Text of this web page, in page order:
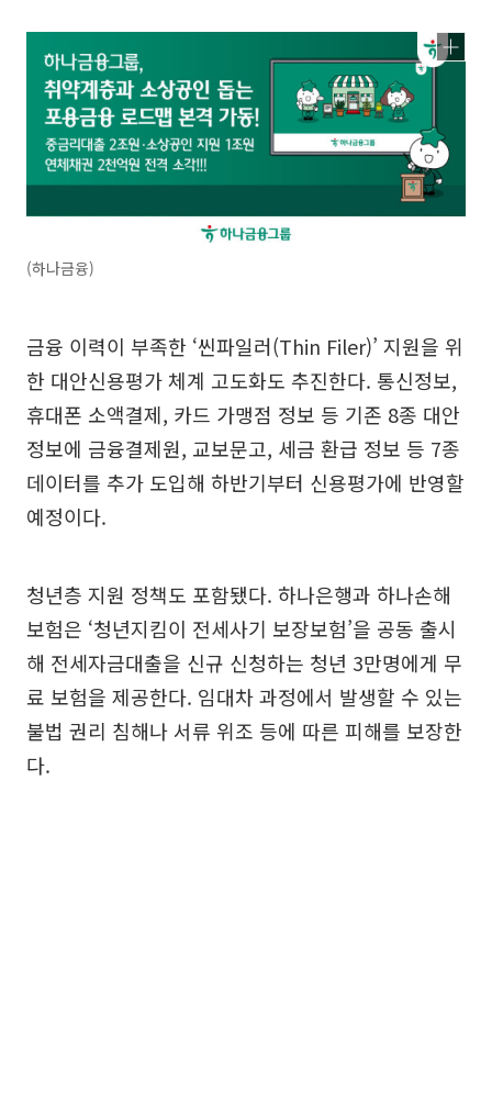
(하나금융)
금융 이력이 부족한 ‘씬파일러(Thin Filer)’ 지원을 위
한 대안신용평가 체계 고도화도 추진한다. 통신정보,
휴대폰 소액결제, 카드 가맹점 정보 등 기존 8종 대안
정보에 금융결제원, 교보문고, 세금 환급 정보 등 7종
데이터를 추가 도입해 하반기부터 신용평가에 반영할
예정이다.
청년층 지원 정책도 포함됐다. 하나은행과 하나손해
보험은 ‘청년지킴이 전세사기 보장보험’을 공동 출시
해 전세자금대출을 신규 신청하는 청년 3만명에게 무
료 보험을 제공한다. 임대차 과정에서 발생할 수 있는
불법 권리 침해나 서류 위조 등에 따른 피해를 보장한
다.